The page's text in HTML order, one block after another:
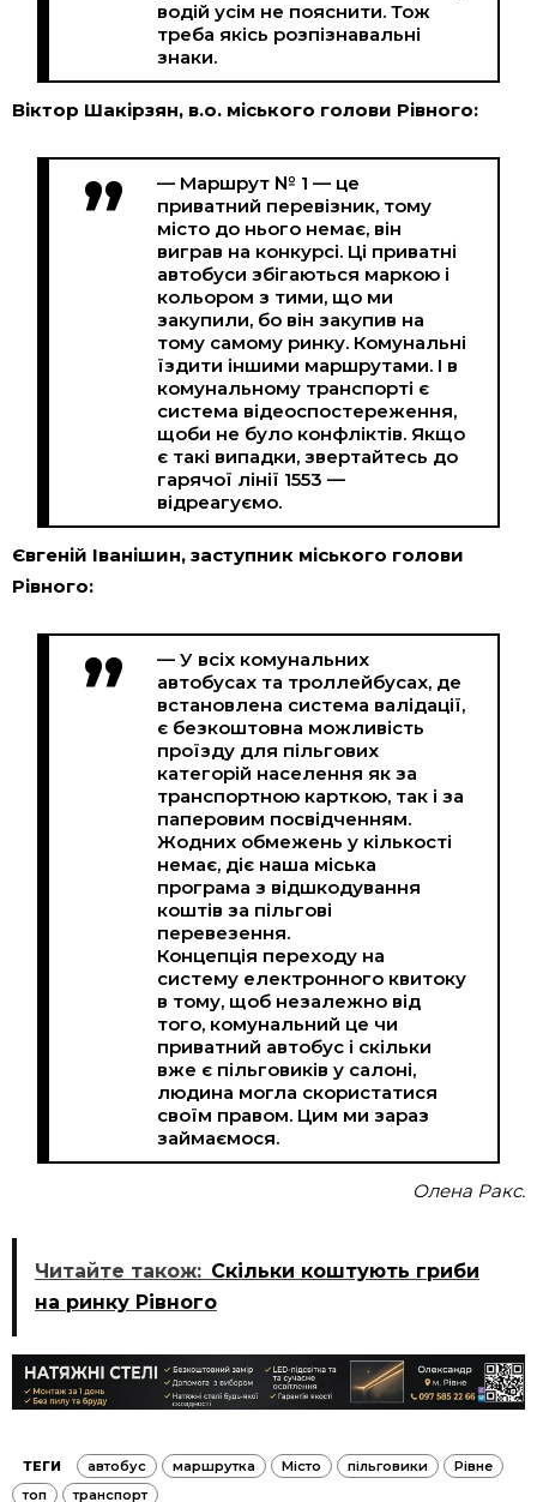
водій усім не пояснити. Тож
треба якісь розпізнавальні
знаки.
Віктор Шакірзян, в.о. міського голови Рівного:
— Маршрут № 1 — це
приватний перевізник, тому
місто до нього немає, він
виграв на конкурсі. Ці приватні
автобуси збігаються маркою і
кольором з тими, що ми
закупили, бо він закупив на
тому самому ринку. Комунальні
їздити іншими маршрутами. І в
комунальному транспорті є
система відеоспостереження,
щоби не було конфліктів. Якщо
є такі випадки, звертайтесь до
гарячої лінії 1553 —
відреагуємо.
Євгеній Іванішин, заступник міського голови
Рівного:
— У всіх комунальних
автобусах та троллейбусах, де
встановлена ​​система валідації,
є безкоштовна можливість
проїзду для пільгових
категорій населення як за
транспортною карткою, так і за
паперовим посвідченням.
Жодних обмежень у кількості
немає, діє наша міська
програма з відшкодування
коштів за пільгові
перевезення.
Концепція переходу на
систему електронного квитоку
в тому, щоб незалежно від
того, комунальний це чи
приватний автобус і скільки
вже є пільговиків у салоні,
людина могла скористатися
своїм правом. Цим ми зараз
займаємося.
Олена Ракс.
Читайте також: Скільки коштують гриби
на ринку Рівного
ТЕГИ автобус маршрутка Місто пільговики
Рівне
топ
транспорт